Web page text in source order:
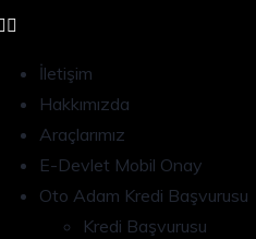
İletişim
Hakkımızda
Araçlarımız
E-Devlet Mobil Onay
Oto Adam Kredi Başvurusu
Kredi Başvurusu